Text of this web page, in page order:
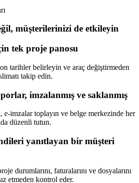
müşterilerinizi de etkileyin
tek proje panosu
tarihler belirleyin ve araç değiştirmeden
takip edin.
imzalanmış ve saklanmış
e-imzalar toplayın ve belge merkezinde her
düzenli tutun.
yanıtlayan bir müşteri
durumlarını, faturalarını ve dosyalarını
etmeden kontrol eder.